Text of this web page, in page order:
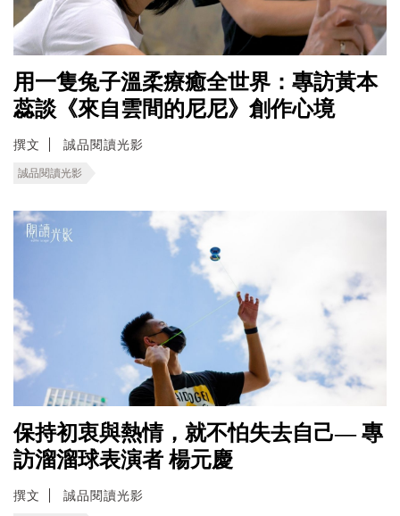
用一隻兔子溫柔療癒全世界：專訪黃本
蕊談《來自雲間的尼尼》創作心境
撰文 誠品閱讀光影
誠品閱讀光影
保持初衷與熱情，就不怕失去自己— 專
訪溜溜球表演者 楊元慶
撰文 誠品閱讀光影